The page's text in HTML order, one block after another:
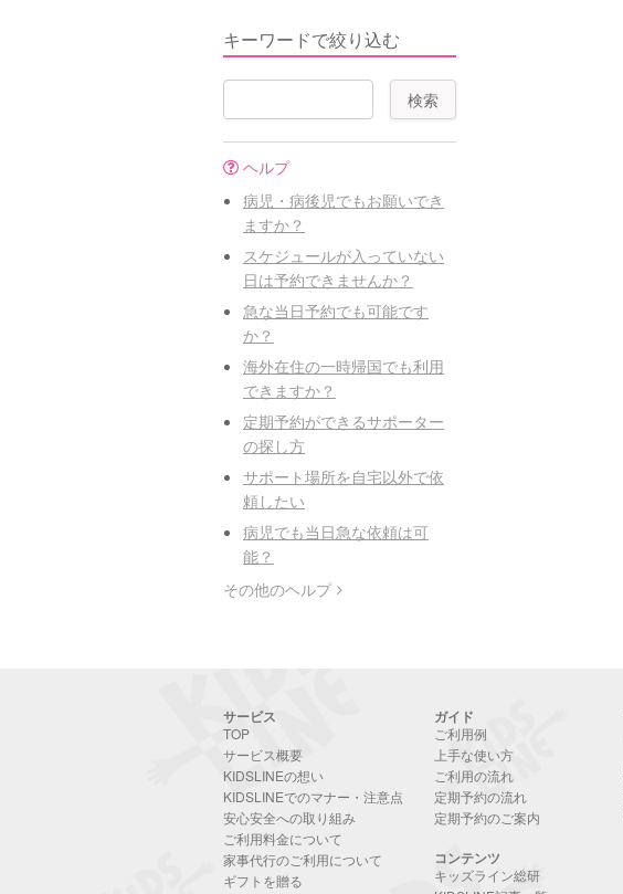
キーワードで絞り込む
ヘルプ
病児・病後児でもお願いでき
ますか？
スケジュールが入っていない
日は予約できませんか？
急な当日予約でも可能です
か？
海外在住の一時帰国でも利用
できますか？
定期予約ができるサポーター
の探し方
サポート場所を自宅以外で依
頼したい
病児でも当日急な依頼は可
能？
その他のヘルプ
サービス
TOP
サービス概要
KIDSLINEの想い
KIDSLINEでのマナー・注意点
安心安全への取り組み
ご利用料金について
家事代行のご利用について
ギフトを贈る
ガイド
ご利用例
上手な使い方
ご利用の流れ
定期予約の流れ
定期予約のご案内
コンテンツ
キッズライン総研